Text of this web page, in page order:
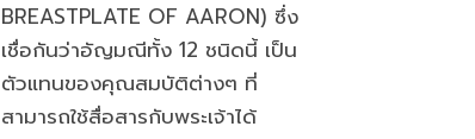
BREASTPLATE OF AARON) ซึ่ง
เชื่อกันว่าอัญมณีทั้ง 12 ชนิดนี้ เป็น
ตัวแทนของคุณสมบัติต่างๆ ที่
สามารถใช้สื่อสารกับพระเจ้าได้